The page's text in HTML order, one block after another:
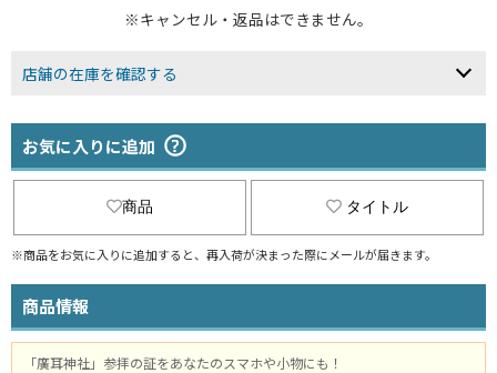
※キャンセル・返品はできません。
店舗の在庫を確認する
お気に入りに追加
商品 タイトル
※商品をお気に入りに追加すると、再入荷が決まった際にメールが届きます。
商品情報
「廣耳神社」参拝の証をあなたのスマホや小物にも！